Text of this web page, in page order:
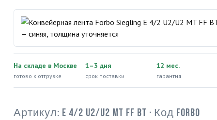
На складе в Москве
готово к отгрузке
1–3 дня
срок поставки
12 мес.
гарантия
Артикул: E 4/2 U2/U2 MT FF BT · Код Forbo